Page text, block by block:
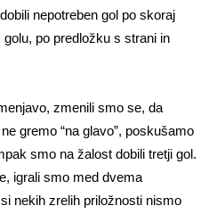
nepotreben gol po skoraj
po predložku s strani in
zmenili smo se, da
gremo “na glavo”, poskušamo
smo na žalost dobili tretji gol.
igrali smo med dvema
nekih zrelih priložnosti nismo